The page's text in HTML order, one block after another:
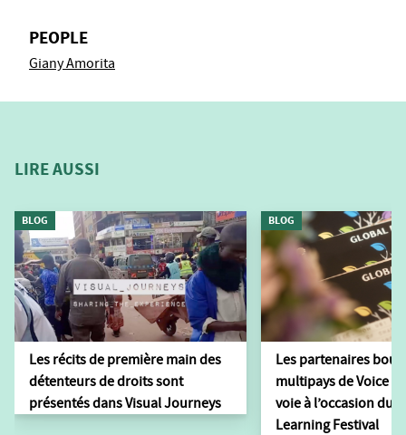
PEOPLE
Giany Amorita
LIRE AUSSI
BLOG
Les récits de première main des
détenteurs de droits sont
présentés dans Visual Journeys
BLOG
Les partenaires
multipays de Voice
voie à l’occasion du
Learning Festival